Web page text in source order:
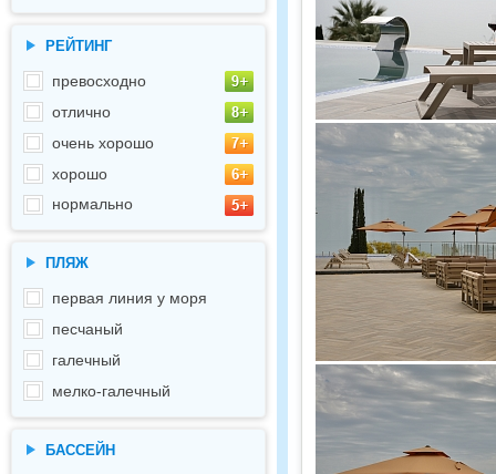
РЕЙТИНГ
превосходно
отлично
очень хорошо
хорошо
нормально
ПЛЯЖ
первая линия у моря
песчаный
галечный
мелко-галечный
БАССЕЙН